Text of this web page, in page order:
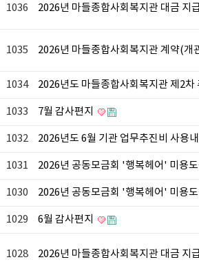
1036 2026년 마들종합사회복지관 대금 지
1035 2026년 마들종합사회복지관 계약(개
1034 2026년도 마들종합사회복지관 제2
1033 7월 감사편지
1032 2026년도 6월 기관 업무추진비 사용
1031 2026년 공동모금회 '행복헤어' 미용
1030 2026년 공동모금회 '행복헤어' 미용
1029 6월 감사편지
1028 2026년 마들종합사회복지관 대금